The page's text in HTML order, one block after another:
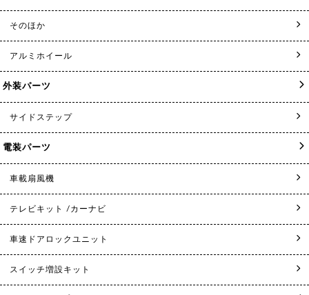
そのほか
アルミホイール
外装パーツ
サイドステップ
電装パーツ
車載扇風機
テレビキット /カーナビ
車速ドアロックユニット
スイッチ増設キット